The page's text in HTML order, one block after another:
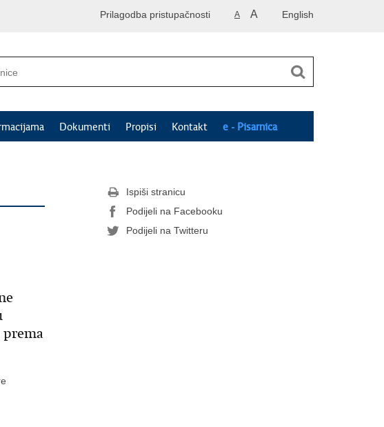
English
A A
Prilagodba pristupačnosti
Dokumenti Propisi Kontakt e - Pisarnica
Ispiši stranicu
Podijeli na Facebooku
Podijeli na Twitteru